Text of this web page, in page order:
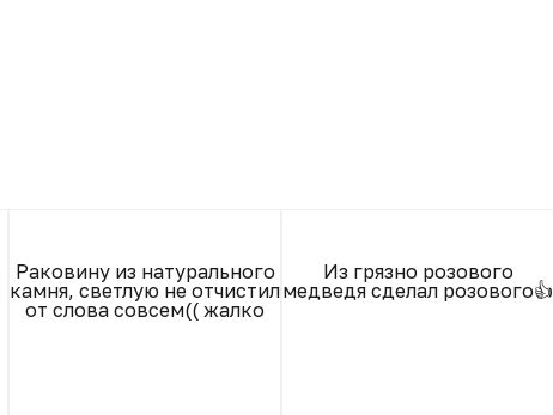
Раковину из натурального
камня, светлую не отчистил
от слова совсем(( жалко
Из грязно розового
медведя сделал розового👍